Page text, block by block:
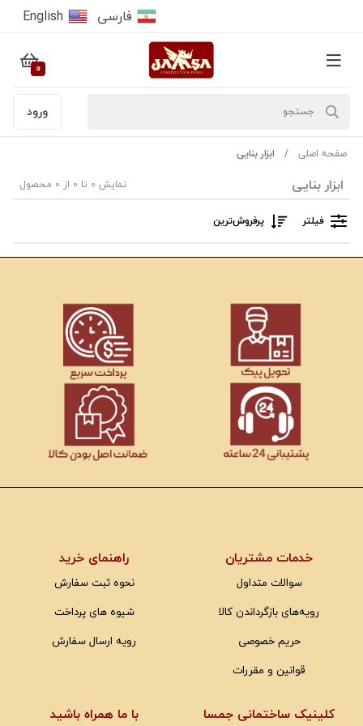
فارسى English
0
ورود
صفحه اصلی ابزار بنایی
ابزار بنایی نمایش 0 تا 0 از 0 محصول
فیلتر پرفروش‌ترین‌
خدمات مشتریان
سوالات متداول
رویه‌های بازگرداندن کالا
حریم خصوصی
قوانین و مقررات
راهنمای خرید
نحوه ثبت سفارش
شیوه های پرداخت
رویه ارسال سفارش
کلینیک ساختمانی جمسا با ما همراه باشید